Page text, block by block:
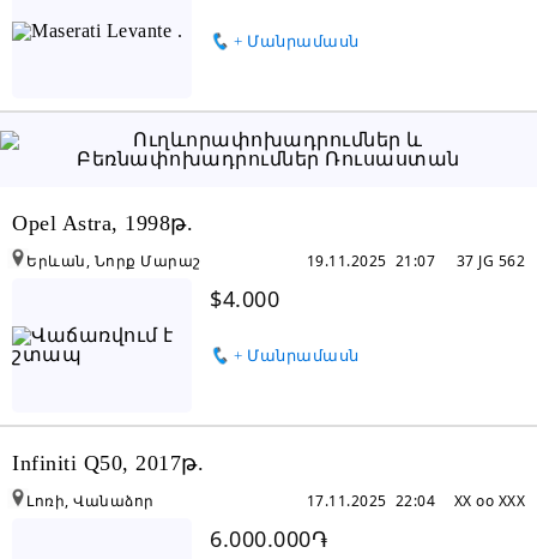
+ Մանրամասն
Opel Astra, 1998թ.
$4.000
+ Մանրամասն
37 JG 562
19.11.2025 21:07
Երևան, Նորք Մարաշ
Infiniti Q50, 2017թ.
6.000.000֏
XX oo XXX
17.11.2025 22:04
Լոռի, Վանաձոր